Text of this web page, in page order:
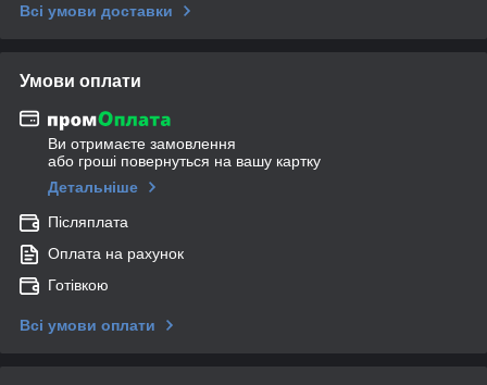
Всі умови доставки
Умови оплати
Ви отримаєте замовлення
або гроші повернуться на вашу картку
Детальніше
Післяплата
Оплата на рахунок
Готівкою
Всі умови оплати